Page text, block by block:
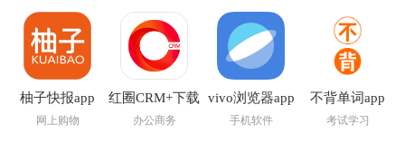
柚子快报app
网上购物
红圈CRM+下载
app
办公商务
vivo浏览器app
手机软件
不背单词app
考试学习